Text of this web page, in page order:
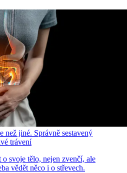
než jiné. Správně sestavený
trávení
svoje tělo, nejen zvenčí, ale
vědět něco i o střevech.